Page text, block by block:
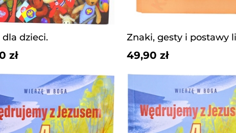
dla dzieci.
zł 49,90 zł